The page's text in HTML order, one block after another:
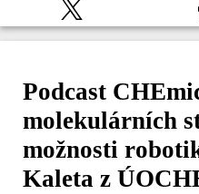
Podcast
molekulárních
možnosti
Kaleta z